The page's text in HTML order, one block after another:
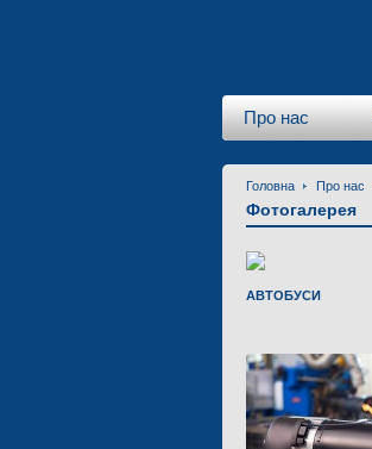
Про нас
Головна Про нас
Фотогалерея
АВТОБУСИ